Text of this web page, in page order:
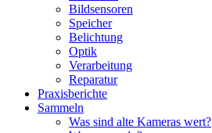
Bildsensoren
Speicher
Belichtung
Optik
Verarbeitung
Reparatur
Praxisberichte
Sammeln
Was sind alte Kameras wert?